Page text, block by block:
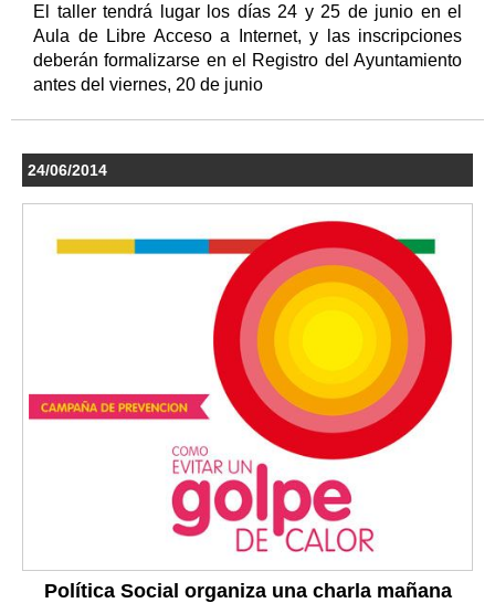
El taller tendrá lugar los días 24 y 25 de junio en el
Aula de Libre Acceso a Internet, y las inscripciones
deberán formalizarse en el Registro del Ayuntamiento
antes del viernes, 20 de junio
24/06/2014
Política Social organiza una charla mañana